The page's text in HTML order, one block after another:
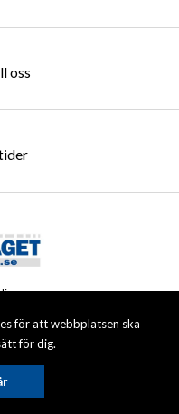
för att webbplatsen ska
för dig.
oss
oss
oss
oss
All rights reserved.